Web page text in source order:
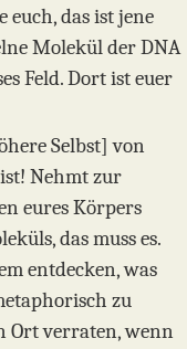
euch, das ist jene
Molekül der DNA
Feld. Dort ist euer
Selbst] von
Nehmt zur
eures Körpers
das muss es.
entdecken, was
zu
Ort verraten, wenn